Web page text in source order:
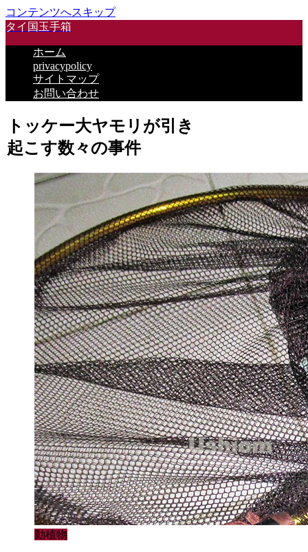
コンテンツへスキップ
タイ国玉手箱
ホーム
privacypolicy
サイトマップ
お問い合わせ
トッケー大ヤモリが引き
起こす数々の事件
動植物